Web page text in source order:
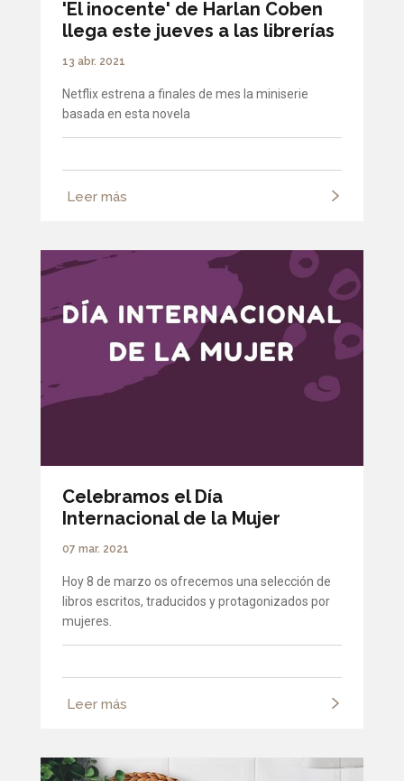
'El inocente' de Harlan Coben
llega este jueves a las librerías
13 abr. 2021
Netflix estrena a finales de mes la miniserie
basada en esta novela
Leer más
Celebramos el Día
Internacional de la Mujer
07 mar. 2021
Hoy 8 de marzo os ofrecemos una selección de
libros escritos, traducidos y protagonizados por
mujeres.
Leer más